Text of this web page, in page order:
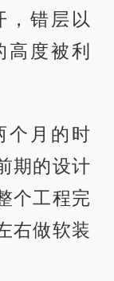
，错层以
度被利
个月的时
期的设计
个工程完
右做软装